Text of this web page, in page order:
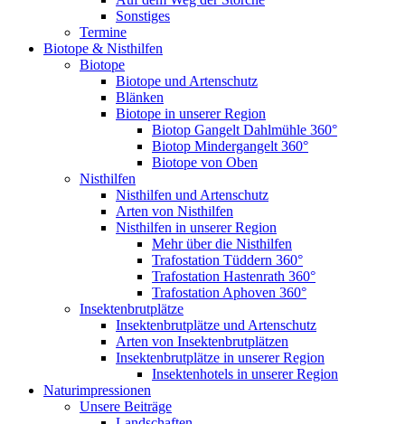
Sonstiges
Termine
Biotope & Nisthilfen
Biotope
Biotope und Artenschutz
Blänken
Biotope in unserer Region
Biotop Gangelt Dahlmühle 360°
Biotop Mindergangelt 360°
Biotope von Oben
Nisthilfen
Nisthilfen und Artenschutz
Arten von Nisthilfen
Nisthilfen in unserer Region
Mehr über die Nisthilfen
Trafostation Tüddern 360°
Trafostation Hastenrath 360°
Trafostation Aphoven 360°
Insektenbrutplätze
Insektenbrutplätze und Artenschutz
Arten von Insektenbrutplätzen
Insektenbrutplätze in unserer Region
Insektenhotels in unserer Region
Naturimpressionen
Unsere Beiträge